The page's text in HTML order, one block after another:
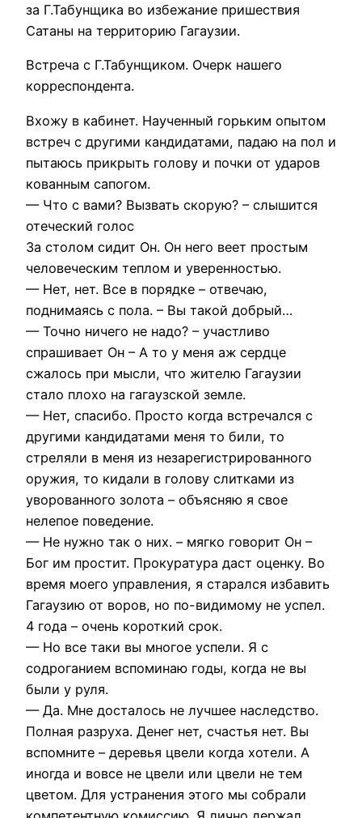
за Г.Табунщика во избежание пришествия
Сатаны на территорию Гагаузии.
Встреча с Г.Табунщиком. Очерк нашего
корреспондента.
Вхожу в кабинет. Наученный горьким опытом
встреч с другими кандидатами, падаю на пол и
пытаюсь прикрыть голову и почки от ударов
кованным сапогом.
— Что с вами? Вызвать скорую? – слышится
отеческий голос
За столом сидит Он. Он него веет простым
человеческим теплом и уверенностью.
— Нет, нет. Все в порядке – отвечаю,
поднимаясь с пола. – Вы такой добрый…
— Точно ничего не надо? – участливо
спрашивает Он – А то у меня аж сердце
сжалось при мысли, что жителю Гагаузии
стало плохо на гагаузской земле.
— Нет, спасибо. Просто когда встречался с
другими кандидатами меня то били, то
стреляли в меня из незарегистрированного
оружия, то кидали в голову слитками из
уворованного золота – объясняю я свое
нелепое поведение.
— Не нужно так о них. – мягко говорит Он –
Бог им простит. Прокуратура даст оценку. Во
время моего управления, я старался избавить
Гагаузию от воров, но по-видимому не успел.
4 года – очень короткий срок.
— Но все таки вы многое успели. Я с
содроганием вспоминаю годы, когда не вы
были у руля.
— Да. Мне досталось не лучшее наследство.
Полная разруха. Денег нет, счастья нет. Вы
вспомните – деревья цвели когда хотели. А
иногда и вовсе не цвели или цвели не тем
цветом. Для устранения этого мы собрали